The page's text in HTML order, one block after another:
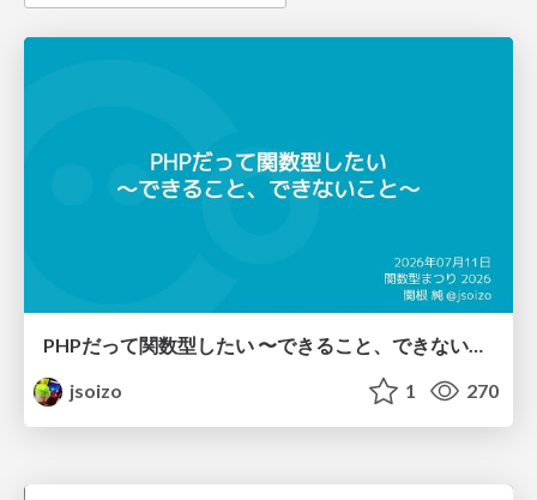
jsoizo
1 270